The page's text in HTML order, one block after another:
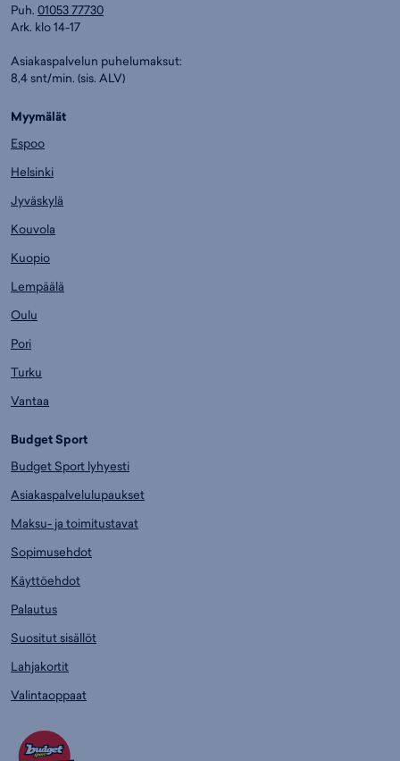
Puh. 01053 77730
Ark. klo 14-17
Asiakaspalvelun puhelumaksut:
8,4 snt/min. (sis. ALV)
Myymälät
Espoo
Helsinki
Jyväskylä
Kouvola
Kuopio
Lempäälä
Oulu
Pori
Turku
Vantaa
Budget Sport
Budget Sport lyhyesti
Asiakaspalvelulupaukset
Maksu- ja toimitustavat
Sopimusehdot
Käyttöehdot
Palautus
Suositut sisällöt
Lahjakortit
Valintaoppaat